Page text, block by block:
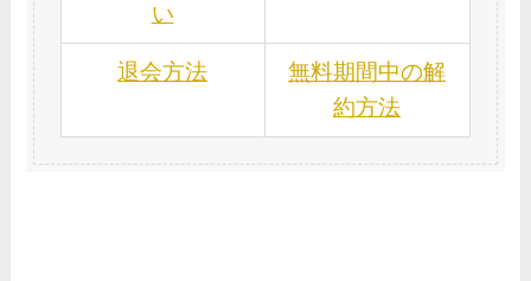
い
退会方法
無料期間中の解
約方法